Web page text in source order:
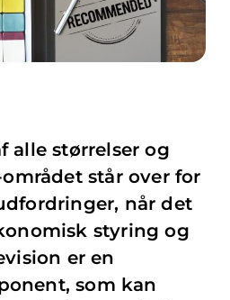
alle størrelser og
står over for
når det
styring og
er en
som kan